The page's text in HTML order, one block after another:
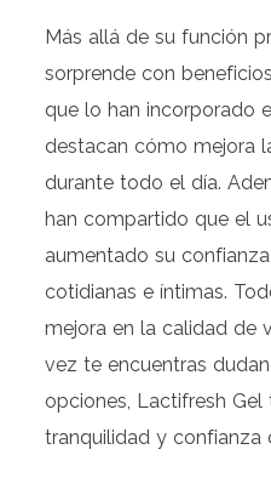
Más allá de su función
sorprende con
que lo han incorporado
destacan cómo mejora
durante todo el día.
han compartido que el
aumentado su
cotidianas e íntimas.
mejora en la calidad de
vez te encuentras
opciones, Lactifresh
tranquilidad y confianza